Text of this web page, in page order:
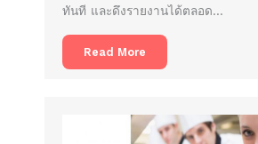
ทันที และดึงรายงานได้ตลอด…
Read More